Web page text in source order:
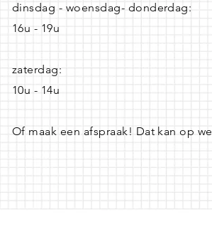
dinsdag - woensdag- donderdag:
16u - 19u
zaterdag:
10u - 14u
Of maak een afspraak! Dat kan op